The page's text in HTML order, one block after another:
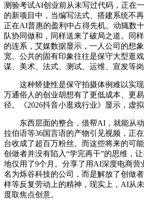
测验考试AI创业前从未写过代码，正在
的新项目中，当编写法式、搭建系统不
正在AI普惠的盈利中占得先机。动辄数
队协同做和，同样送来了破局之道。同
的连系，艾媒数据显示，一人公司的想
宽。公共的固有印象往往是保守大型逛
谋、美术、法式、测试、运维、宣发等岗
这种矫捷性是保守拍摄体例难以实现
万通俗人的创业胡想有了更低成本、更
径。《2026抖音小逛戏行业》显示，虚
东西层面的整合，借帮AI，就能从动
拉伯语等36国言语的产物引见视频，正
台收成了超百万粉丝。而这些将来的可
创做者并没有陷入“学完再干”的思维，
地仅用了9个月。分享了用AI深度电商营
名为烁谷科技的公司，而是解放了创做
样等反复劳动上的精神，现实上，AI从
度取焦点创意。